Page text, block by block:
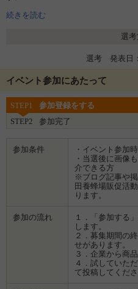
※シャンプーとコンディショナーの
≪シャンプー・コンディショナー≫
高い潤い力で髪をダメージ・パサつ
潤いと艶のしっとり髪へ
高い保湿力でパサつき・広がりやす
なめらかにまとまる髪へ
■オレンジ
健やかなふんわり髪へ
うるおいを与えながら余分な汚れを
清潔なもっちり肌へ促します。
続きを読む
選
選考 発表日
イベント参加にあたって
STEP1
参加登録をする
STEP2
参加完了
参加条件
・イベント参加
・当選後に画像
介できる方
※ブログ記事や
田養蜂場販促活
ります。
参加の流れ
１．「参加する
します。
２．募集期間の
せがあります。
３．企業から商
４．試していた
て投稿してくださ